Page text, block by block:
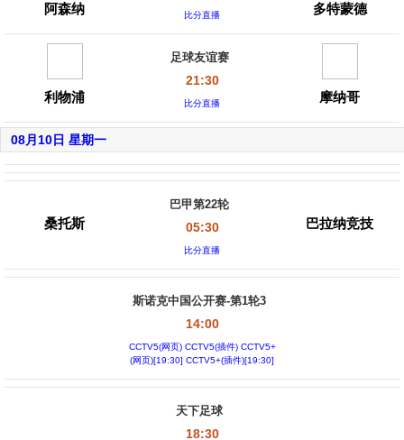
阿森纳 比分直播 多特蒙德
利物浦
足球友谊赛
21:30
比分直播 摩纳哥
08月10日 星期一
桑托斯
巴甲第22轮
05:30
比分直播
巴拉纳竞技
斯诺克中国公开赛-第1轮3
14:00
CCTV5(网页) CCTV5(插件) CCTV5+
(网页)[19:30] CCTV5+(插件)[19:30]
天下足球
18:30